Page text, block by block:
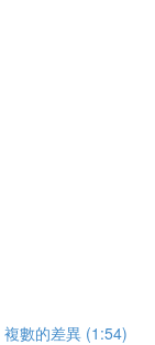
數的差異 (1:54)